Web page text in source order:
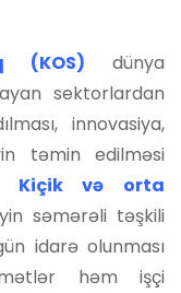
(KOS) dünya
sektorlardan
innovasiya,
təmin edilməsi
Kiçik və orta
səmərəli təşkili
idarə olunması
həm işçi